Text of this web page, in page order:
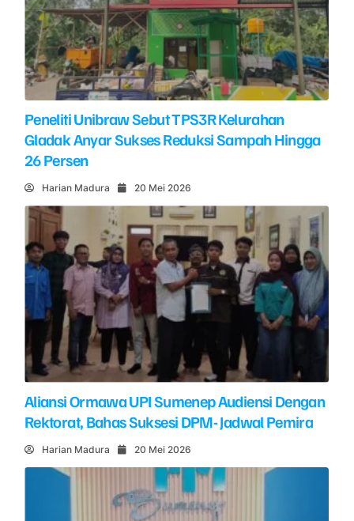
Peneliti Unibraw Sebut TPS3R Kelurahan
Gladak Anyar Sukses Reduksi Sampah Hingga
26 Persen
Harian Madura 20 Mei 2026
Aliansi Ormawa UPI Sumenep Audiensi Dengan
Rektorat, Bahas Suksesi DPM- Jadwal Pemira
Harian Madura 20 Mei 2026